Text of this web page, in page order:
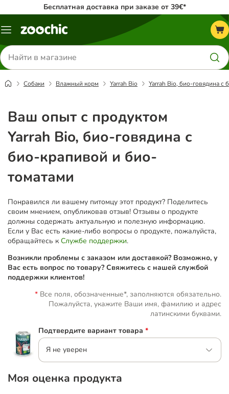
Бесплатная доставка при заказе от 39€*
Каталог
Поиск
товаров
Собаки Влажный корм Yarrah Bio Yarrah Bio, био-говядина с
Ваш опыт с продуктом
Yarrah Bio, био-говядина с
био-крапивой и био-
томатами
Понравился ли вашему питомцу этот продукт? Поделитесь
своим мнением, опубликовав отзыв! Отзывы о продукте
должны содержать актуальную и полезную информацию.
Если у Вас есть какие-либо вопросы о продукте, пожалуйста,
обращайтесь к Службе поддержки.
Возникли проблемы с заказом или доставкой? Возможно, у
Вас есть вопрос по товару? Свяжитесь с нашей службой
поддержки клиентов!
Все поля, обозначенные*, заполняются обязательно.
Пожалуйста, укажите Ваши имя, фамилию и адрес
латинскими буквами.
Подтвердите вариант товара *
Я не уверен
Моя оценка продукта